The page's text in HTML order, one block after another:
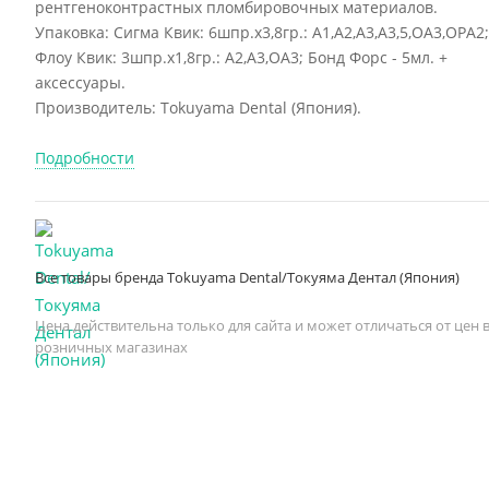
рентгеноконтрастных пломбировочных материалов.
Упаковка: Сигма Квик: 6шпр.х3,8гр.: А1,А2,А3,А3,5,ОА3,ОРА2;
Флоу Квик: 3шпр.х1,8гр.: А2,А3,ОА3; Бонд Форс - 5мл. +
аксессуары.
Производитель: Tokuyama Dental (Япония).
Подробности
Все товары бренда Tokuyama Dental/Токуяма Дентал (Япония)
Цена действительна только для сайта и может отличаться от цен в
розничных магазинах